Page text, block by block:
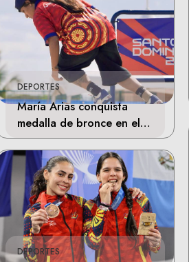
DEPORTES
María Arias conquista
medalla de bronce en el
skateboarding de los
Juegos Centroamericanos
DEPORTES